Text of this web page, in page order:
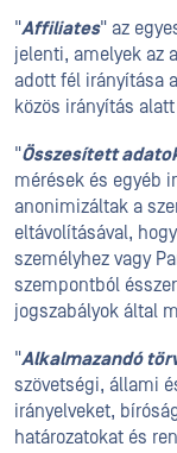
"Affiliates" az
jelenti, amelyek az
adott fél irányítása
közös irányítás
"Összesített
mérések és egyéb
anonimizáltak a
eltávolításával,
személyhez vagy
szempontból
jogszabályok által
"Alkalmazandó
szövetségi, állami
irányelveket,
határozatokat és